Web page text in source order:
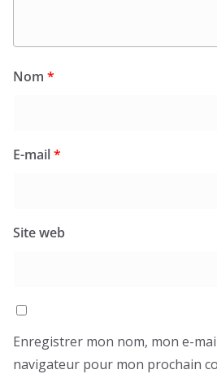
Nom *
E-mail*
Site web
Enregistrer mon nom, mon e-
navigateur pour mon prochain